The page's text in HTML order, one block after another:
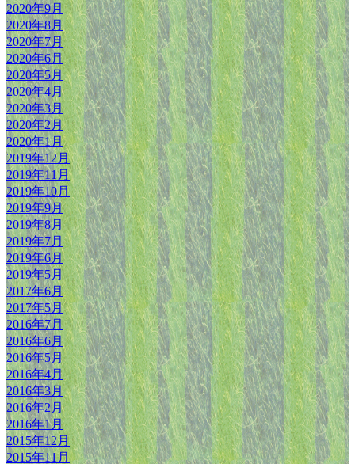
2020年9月
2020年8月
2020年7月
2020年6月
2020年5月
2020年4月
2020年3月
2020年2月
2020年1月
2019年12月
2019年11月
2019年10月
2019年9月
2019年8月
2019年7月
2019年6月
2019年5月
2017年6月
2017年5月
2016年7月
2016年6月
2016年5月
2016年4月
2016年3月
2016年2月
2016年1月
2015年12月
2015年11月